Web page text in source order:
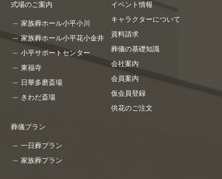
式場のご案内
家族葬ホール小平小川
家族葬ホール小平花小金井
小平サポートセンター
東福寺
日華多磨斎場
きわだ斎場
葬儀プラン
一日葬プラン
家族葬プラン
イベント情報
キャラクターについて
資料請求
葬儀の基礎知識
会社案内
会員案内
仮会員登録
供花のご注文